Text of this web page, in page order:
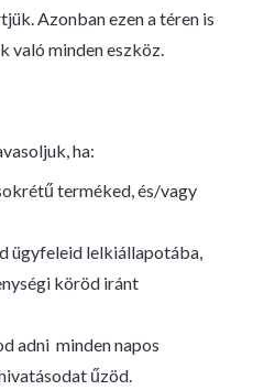
Azonban ezen a téren is
való minden eszköz.
ha:
terméked, és/vagy
ügyfeleid lelkiállapotába,
köröd iránt
adni minden napos
űzöd.